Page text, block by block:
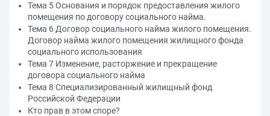
Тема 5 Основания и порядок предоставления жилого
помещения по договору социального найма.
Тема 6 Договор социального найма жилого помещения.
Договор найма жилого помещения жилищного фонда
социального использования
Тема 7 Изменение, расторжение и прекращение
договора социального найма
Тема 8 Специализированный жилищный фонд
Российской Федерации
Кто прав в этом споре?